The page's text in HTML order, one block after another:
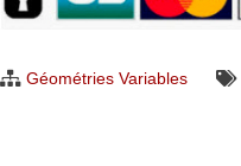
Géométries Variables